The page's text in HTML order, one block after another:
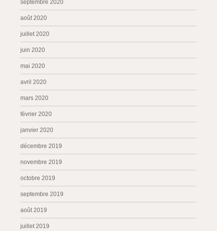
septembre 2020
août 2020
juillet 2020
juin 2020
mai 2020
avril 2020
mars 2020
février 2020
janvier 2020
décembre 2019
novembre 2019
octobre 2019
septembre 2019
août 2019
juillet 2019